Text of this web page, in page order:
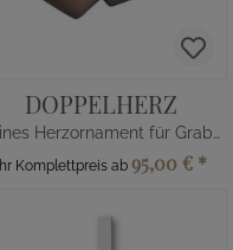
DOPPELHERZ
Kleines Herzornament für Grabsteine
Ihr Komplettpreis ab 95,00 € *